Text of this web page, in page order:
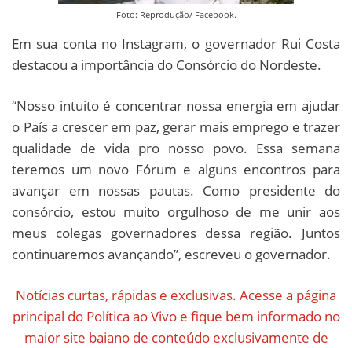
Foto: Reprodução/ Facebook.
Em sua conta no Instagram, o governador Rui Costa
destacou a importância do Consórcio do Nordeste.
“Nosso intuito é concentrar nossa energia em ajudar
o País a crescer em paz, gerar mais emprego e trazer
qualidade de vida pro nosso povo. Essa semana
teremos um novo Fórum e alguns encontros para
avançar em nossas pautas. Como presidente do
consórcio, estou muito orgulhoso de me unir aos
meus colegas governadores dessa região. Juntos
continuaremos avançando”, escreveu o governador.
Notícias curtas, rápidas e exclusivas. Acesse a página
principal do Política ao Vivo e fique bem informado no
maior site baiano de conteúdo exclusivamente de